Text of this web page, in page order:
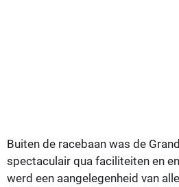
Buiten de racebaan was de
spectaculair qua faciliteiten en
werd een aangelegenheid van